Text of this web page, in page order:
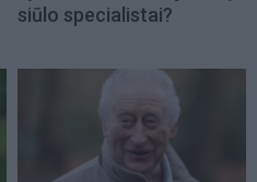
siūlo specialistai?